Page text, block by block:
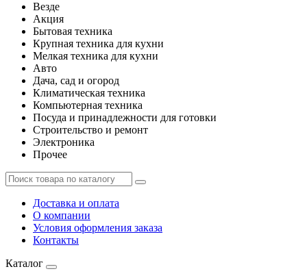
Везде
Акция
Бытовая техника
Крупная техника для кухни
Мелкая техника для кухни
Авто
Дача, сад и огород
Климатическая техника
Компьютерная техника
Посуда и принадлежности для готовки
Строительство и ремонт
Электроника
Прочее
Доставка и оплата
О компании
Условия оформления заказа
Контакты
Каталог